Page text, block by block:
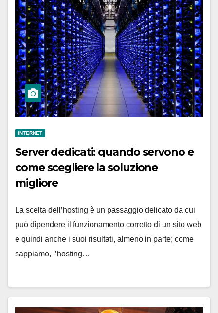
INTERNET
Server dedicati: quando servono e
come scegliere la soluzione
migliore
La scelta dell’hosting è un passaggio delicato da cui
può dipendere il funzionamento corretto di un sito web
e quindi anche i suoi risultati, almeno in parte; come
sappiamo, l’hosting…